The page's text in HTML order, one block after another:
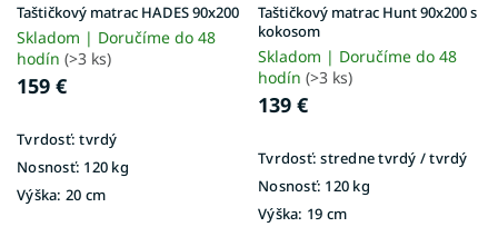
Taštičkový matrac HADES 90x200
Skladom | Doručíme do 48
hodín (>3 ks)
159 €
Tvrdosť: tvrdý
Nosnosť: 120 kg
Výška: 20 cm
Taštičkový matrac Hunt 90x200 s
kokosom
Skladom | Doručíme do 48
hodín (>3 ks)
139 €
Tvrdosť: stredne tvrdý / tvrdý
Nosnosť: 120 kg
Výška: 19 cm